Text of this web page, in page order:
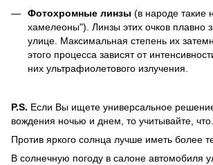
Фотохромные линзы (в народе такие
хамелеоны"). Линзы этих очков плавно
улице. Максимальная степень их
этого процесса зависят от
них ультрафиолетового излучения.
P.S. Если Вы ищете универсальное
вождения ночью и днем, то учитывайте, что...
Против яркого солнца лучше иметь более
В солнечную погоду в салоне автомобиля